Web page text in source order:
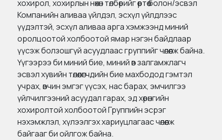
хохирол, хохирлын нөхөн төлбөрийг өөртөө болон/эсвэл
Компанийн аливаа үйлдэл, эсхүл үйлдлээс
үүдэлтэй, эсхүл аливаа арга хэмжээнд миний
оролцоотой холбоотой ямар нэгэн байдлаар
үүсэж болзошгүй асуудлаас группийг чөлөөлж байна.
Үүгээрээ би миний бие, миний өв залгамжлагч
эсвэл хувийн төлөөлөгчдийн бие махбодод гэмтэл
учрах, өвчин эмгэг үүсэх, нас барах, эмчилгээ
үйлчилгээний асуудал гарах, эд хөрөнгийн
хохиролтой холбоотой Группийн эсрэг
нэхэмжлэл, хүлээлгэх хариуцлагаас чөлөөлж
байгааг би ойлгож байна.